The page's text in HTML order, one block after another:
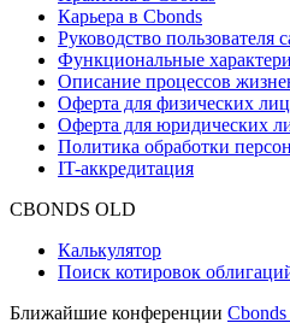
Для клиентов
О нас
Безопасность проведения
Практика в Cbonds
Карьера в Cbonds
Руководство пользователя
Функциональные
Описание процессов
Оферта для юридических
IT-аккредитация